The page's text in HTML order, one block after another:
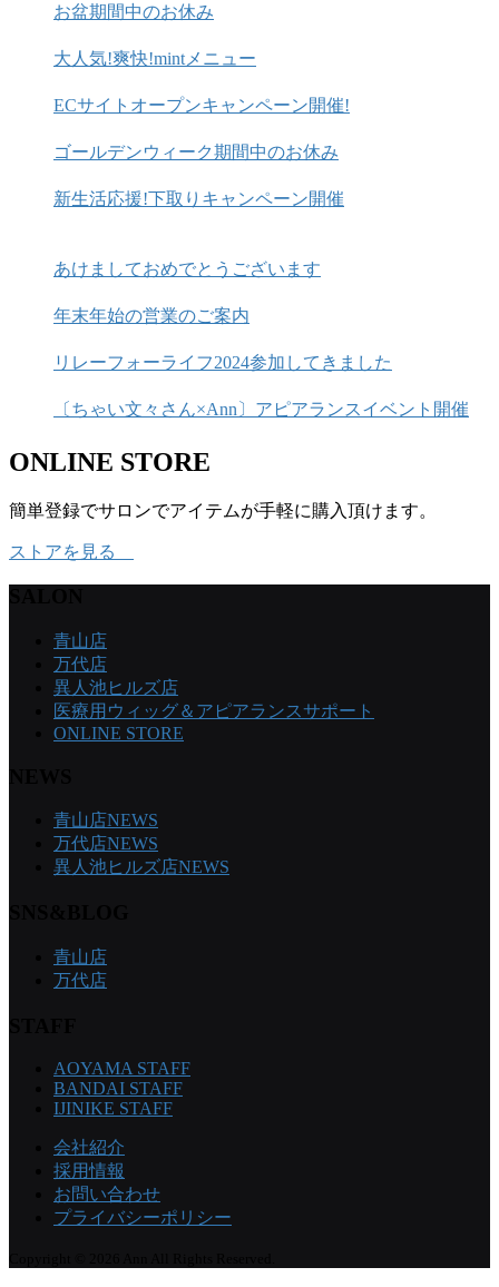
お盆期間中のお休み
大人気!爽快!mintメニュー
ECサイトオープンキャンペーン開催!
ゴールデンウィーク期間中のお休み
新生活応援!下取りキャンペーン開催
あけましておめでとうございます
年末年始の営業のご案内
リレーフォーライフ2024参加してきました
〔ちゃい文々さん×Ann〕アピアランスイベント開催
ONLINE STORE
簡単登録でサロンでアイテムが手軽に購入頂けます。
ストアを見る
青山店
万代店
異人池ヒルズ店
医療用ウィッグ＆アピアランスサポート
ONLINE STORE
青山店NEWS
万代店NEWS
異人池ヒルズ店NEWS
青山店
万代店
AOYAMA STAFF
BANDAI STAFF
IJINIKE STAFF
会社紹介
採用情報
お問い合わせ
プライバシーポリシー